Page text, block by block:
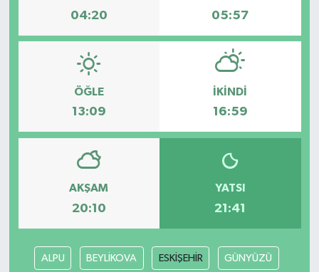
04:20 05:57
ÖĞLE
13:09
İKINDI
16:59
AKŞAM
20:10
YATSI
21:41
ALPU BEYLİKOVA ESKİŞEHİR GÜNYÜZÜ